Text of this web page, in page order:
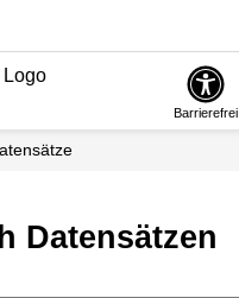
Barrierefrei
Datensätzen